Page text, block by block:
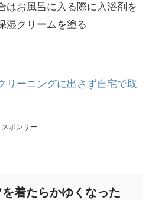
はお風呂に入る際に入浴剤を
湿クリームを塗る
リーニングに出さず自宅で取
スポンサー
着たらかゆくなった